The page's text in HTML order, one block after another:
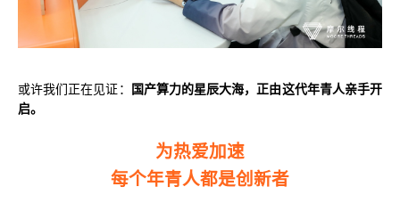
或许我们正在见证：
国产算力的星辰大海，正由这代年青人亲手开
启。
为热爱加速
每个年青人都是创新者